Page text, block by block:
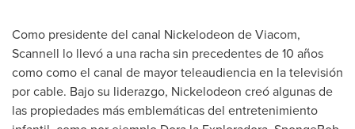
Como presidente del canal Nickelodeon de Viacom,
Scannell lo llevó a una racha sin precedentes de 10 años
como como el canal de mayor teleaudiencia en la televisión
por cable. Bajo su liderazgo, Nickelodeon creó algunas de
las propiedades más emblemáticas del entretenimiento